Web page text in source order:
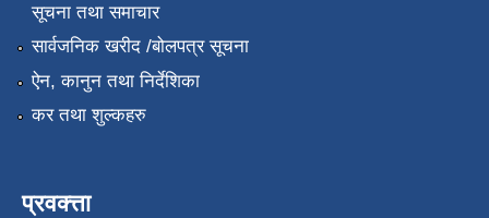
सूचना तथा समाचार
सार्वजनिक खरीद /बोलपत्र सूचना
ऐन, कानुन तथा निर्देशिका
कर तथा शुल्कहरु
प्रवक्त्ता